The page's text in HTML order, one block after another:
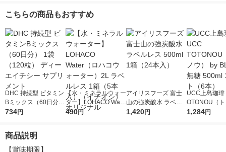
こちらの商品もおすすめ
DHC 持続型 ビタミン
Bミックス（60日分）
1袋（120粒） ディー
734円
【水・ミネラルウォー
ター】LOHACO Wate
r（ロハコウォータ
490円
アイリスフーズ 富士
山の強炭酸水 ラベル
レス 500ml 1箱（24
1,420円
UCC上島珈琲
OTONOU（
ウ） by
1,284円
商品説明
【賞味期限】